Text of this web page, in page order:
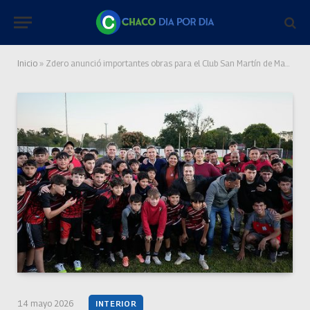
Inicio » Zdero anunció importantes obras para el Club San Martín de Margarita Belén
14 mayo 2026 INTERIOR